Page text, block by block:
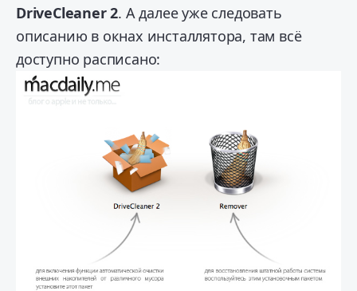
DriveCleaner 2. А далее уже следовать
описанию в окнах инсталлятора, там всё
доступно расписано: